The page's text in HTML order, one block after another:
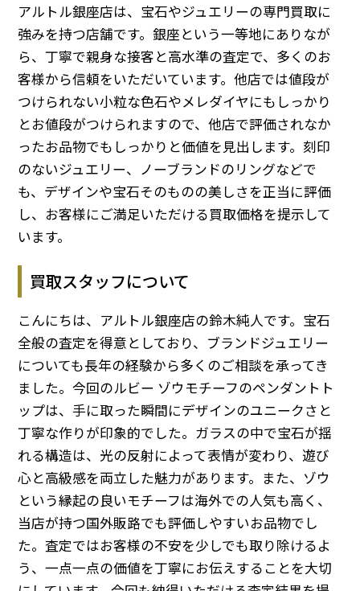
アルトル銀座店は、宝石やジュエリーの専門買取に
強みを持つ店舗です。銀座という一等地にありなが
ら、丁寧で親身な接客と高水準の査定で、多くのお
客様から信頼をいただいています。他店では値段が
つけられない小粒な色石やメレダイヤにもしっかり
とお値段がつけられますので、他店で評価されなか
ったお品物でもしっかりと価値を見出します。刻印
のないジュエリー、ノーブランドのリングなどで
も、デザインや宝石そのものの美しさを正当に評価
し、お客様にご満足いただける買取価格を提示して
います。
買取スタッフについて
こんにちは、アルトル銀座店の鈴木純人です。宝石
全般の査定を得意としており、ブランドジュエリー
についても長年の経験から多くのご相談を承ってき
ました。今回のルビー ゾウモチーフのペンダントト
ップは、手に取った瞬間にデザインのユニークさと
丁寧な作りが印象的でした。ガラスの中で宝石が揺
れる構造は、光の反射によって表情が変わり、遊び
心と高級感を両立した魅力があります。また、ゾウ
という縁起の良いモチーフは海外での人気も高く、
当店が持つ国外販路でも評価しやすいお品物でし
た。査定ではお客様の不安を少しでも取り除けるよ
う、一点一点の価値を丁寧にお伝えすることを大切